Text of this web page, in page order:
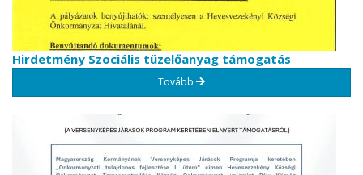
Hirdetmény Szociális tüzelőanyag támogatás
Tovább